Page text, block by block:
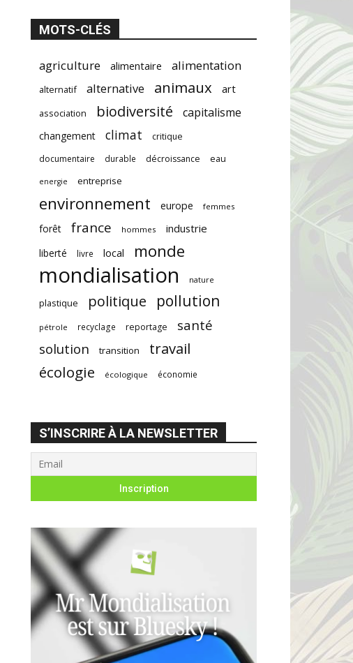
MOTS-CLÉS
agriculture alimentaire alimentation
alternatif alternative animaux art
association biodiversité capitalisme
changement climat
critique
documentaire
durable décroissance eau
energie entreprise
environnement europe femmes
forêt france hommes industrie
liberté livre local monde
mondialisation nature
plastique politique pollution
pétrole recyclage reportage
santé
solution
transition
travail
écologie
écologique économie
S’INSCRIRE À LA NEWSLETTER